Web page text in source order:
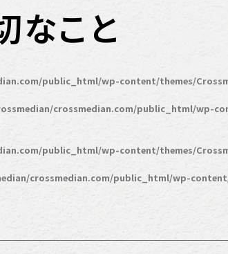
なこと
public_html/wp-content/themes/
crossmedian.com/public_html/wp-
public_html/wp-content/themes/
crossmedian.com/public_html/wp-